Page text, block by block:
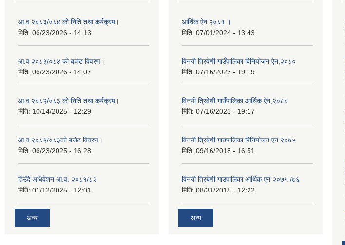
आ.व २०८३/०८४ को निति तथा कर्यक्रम।
मिति: 06/23/2026 - 14:13
आ.व २०८३/०८४ को बजेट विवरण।
मिति: 06/23/2026 - 14:07
आ.व २०८२/०८३ को निति तथा कर्यक्रम।
मिति: 10/14/2025 - 12:29
आ.व २०८२/०८३को बजेट विवरण।
मिति: 06/23/2025 - 16:28
हिउँदे अधिवेशन आ.व. २०८१/८२
मिति: 01/12/2025 - 12:01
अन्य
आर्थिक ऐन २०८१ ।
मिति: 07/01/2024 - 13:43
विनयी त्रिवेणी गाउँपालिका विनियोजन ऐन,२०८०
मिति: 07/16/2023 - 19:19
विनयी त्रिवेणी गाउँपालिका आर्थिक ऐन,२०८०
मिति: 07/16/2023 - 19:17
विनयी त्रिबेणी गाउपालिका बिनियोजन एन २०७५
मिति: 09/16/2018 - 16:51
विनयी त्रिबेणी गाउपालिका आर्थिक एन २०७५ /७६
मिति: 08/31/2018 - 12:22
अन्य